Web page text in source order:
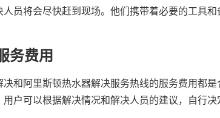
人员将会尽快赶到现场。他们携带着必要的工具
务费用
决和阿里斯顿热水器解决服务热线的服务费用都
用户可以根据解决情况和解决人员的建议，自行